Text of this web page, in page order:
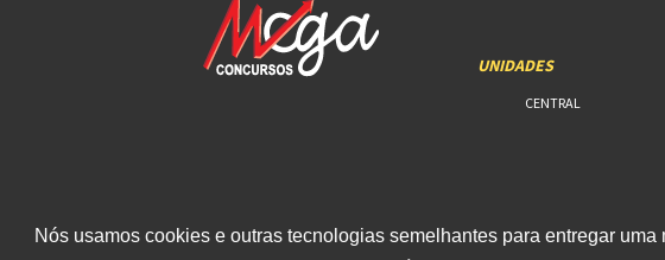
Nós usamos cookies e outras tecnologias semelhantes para entregar
UNIDADES
CENTRAL